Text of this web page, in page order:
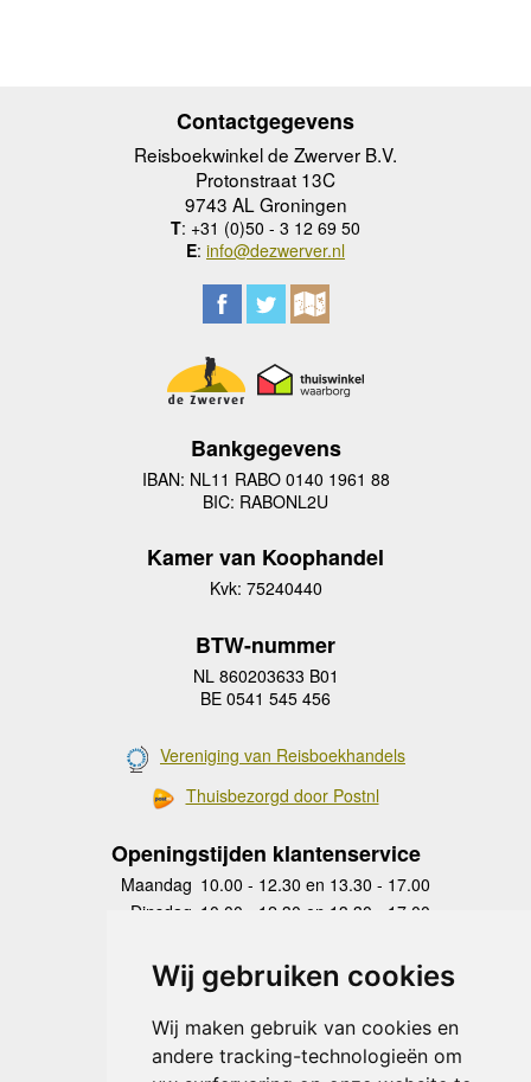
Wij gebruiken cookies
Wij maken gebruik van cookies en
andere tracking-technologieën om
Contactgegevens
Reisboekwinkel de Zwerver B.V.
Protonstraat 13C
9743 AL Groningen
T: +31 (0)50 - 3 12 69 50
E: info@dezwerver.nl
Bankgegevens
IBAN: NL11 RABO 0140 1961 88
BIC: RABONL2U
Kamer van Koophandel
Kvk: 75240440
BTW-nummer
NL 860203633 B01
BE 0541 545 456
Vereniging van Reisboekhandels
Thuisbezorgd door Postnl
Openingstijden klantenservice
Maandag 10.00 - 12.30 en 13.30 - 17.00
Dinsdag 10.00 - 12.30 en 13.30 - 17.00
Donderdag
10.00 - 12.30 en 13.30 - 17.00
Vrijdag 10.00 - 12.30 en 13.30 - 17.00
Zaterdag
gesloten
Zondag gesloten